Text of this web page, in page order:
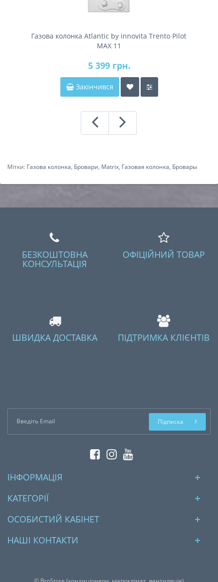
Газова колонка Atlantic by innovita Trento Pilot
MAX 11
5 399 грн.
Закінчився
Мітки: Газова колонка, Бровари, Matrix, Газовая колонка, Бровары
БЕЗКОШТОВНА
КОНСУЛЬТАЦІЯ
ОФІЦІЙНИЙ ТОВАР
ШВИДКА ДОСТАВКА ПІДТРИМКА КЛІЄНТІВ
Підписка
ІНФОРМАЦІЯ
КАТЕГОРІЇ
ОСОБИСТИЙ КАБІНЕТ
НАШІ КОНТАКТИ